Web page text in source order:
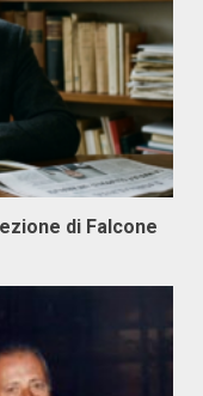
di Falcone